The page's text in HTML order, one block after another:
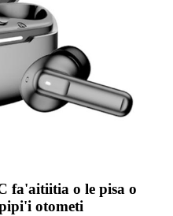
fa'aitiitia o le pisa o
otometi